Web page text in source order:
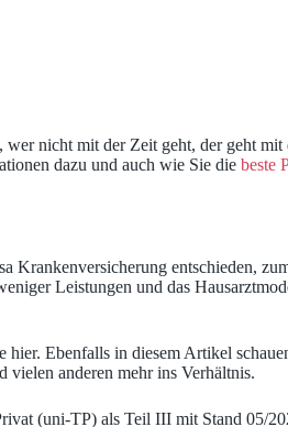
nicht mit der Zeit geht, der geht mit
dazu und auch wie Sie die beste
Krankenversicherung entschieden,
Leistungen und das
hier. Ebenfalls in diesem Artikel
anderen mehr ins Verhältnis.
(uni-TP) als Teil III mit Stand 05/